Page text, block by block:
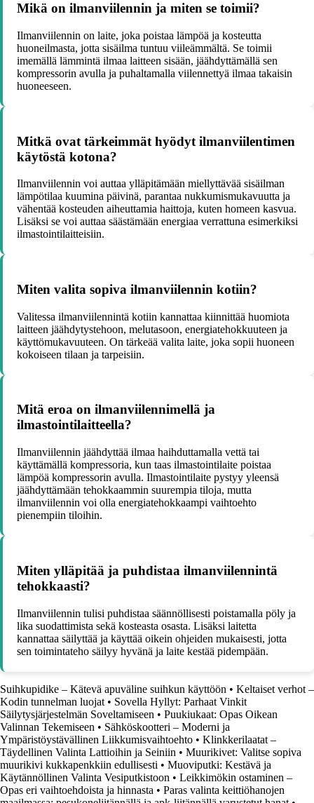
Mikä on ilmanviilennin ja miten se toimii?
Ilmanviilennin on laite, joka poistaa lämpöä ja kosteutta
huoneilmasta, jotta sisäilma tuntuu viileämmältä. Se toimii
imemällä lämmintä ilmaa laitteen sisään, jäähdyttämällä sen
kompressorin avulla ja puhaltamalla viilennettyä ilmaa takaisin
huoneeseen.
Mitkä ovat tärkeimmät hyödyt ilmanviilentimen
käytöstä kotona?
Ilmanviilennin voi auttaa ylläpitämään miellyttävää sisäilman
lämpötilaa kuumina päivinä, parantaa nukkumismukavuutta ja
vähentää kosteuden aiheuttamia haittoja, kuten homeen kasvua.
Lisäksi se voi auttaa säästämään energiaa verrattuna esimerkiksi
ilmastointilaitteisiin.
Miten valita sopiva ilmanviilennin kotiin?
Valitessa ilmanviilennintä kotiin kannattaa kiinnittää huomiota
laitteen jäähdytystehoon, melutasoon, energiatehokkuuteen ja
käyttömukavuuteen. On tärkeää valita laite, joka sopii huoneen
kokoiseen tilaan ja tarpeisiin.
Mitä eroa on ilmanviilennimellä ja
ilmastointilaitteella?
Ilmanviilennin jäähdyttää ilmaa haihduttamalla vettä tai
käyttämällä kompressoria, kun taas ilmastointilaite poistaa
lämpöä kompressorin avulla. Ilmastointilaite pystyy yleensä
jäähdyttämään tehokkaammin suurempia tiloja, mutta
ilmanviilennin voi olla energiatehokkaampi vaihtoehto
pienempiin tiloihin.
Miten ylläpitää ja puhdistaa ilmanviilennintä
tehokkaasti?
Ilmanviilennin tulisi puhdistaa säännöllisesti poistamalla pöly ja
lika suodattimista sekä kosteasta osasta. Lisäksi laitetta
kannattaa säilyttää ja käyttää oikein ohjeiden mukaisesti, jotta
sen toimintateho säilyy hyvänä ja laite kestää pidempään.
Suihkupidike – Kätevä apuväline suihkun käyttöön • Keltaiset verhot –
Kodin tunnelman luojat • Sovella Hyllyt: Parhaat Vinkit
Säilytysjärjestelmän Soveltamiseen • Puukiukaat: Opas Oikean
Valinnan Tekemiseen • Sähköskootteri – Moderni ja
Ympäristöystävällinen Liikkumisvaihtoehto • Klinkkerilaatat –
Täydellinen Valinta Lattioihin ja Seiniin • Muurikivet: Valitse sopiva
muurikivi kukkapenkkiin edullisesti • Muoviputki: Kestävä ja
Käytännöllinen Valinta Vesiputkistoon • Leikkimökin ostaminen –
Opas eri vaihtoehdoista ja hinnasta • Paras valinta keittiöhanojen